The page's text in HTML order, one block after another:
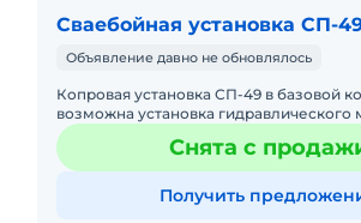
Сваебойная установка СП-
Объявление давно не обновлялось
Копровая установка СП-49 в базовой
возможна установка
грузоподъемность копра - 12 тонн, из
на лебедке
Снята с
Получить